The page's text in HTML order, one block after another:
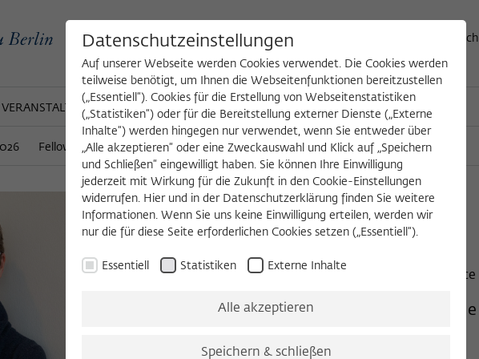
Deutsch
VERANSTALTUNGEN WIKOTHEK FELLOW WERDEN
Fellows 2026/2027 Permanent Fellows Alumni
2026/2027
Kate Brown, Ph.D.
Thomas Siebel Distinguished Professor in the History of Science
Massachusetts Institute of Technology, Cambridge
Born in 1965 in Naperville, Ill., USA
Datenschutzeinstellungen
Auf unserer Webseite werden Cookies verwendet. Die Cookies werden
teilweise benötigt, um Ihnen die Webseitenfunktionen bereitzustellen
(„Essentiell“). Cookies für die Erstellung von Webseitenstatistiken
(„Statistiken“) oder für die Bereitstellung externer Dienste („Externe
Inhalte“) werden hingegen nur verwendet, wenn Sie entweder über
„Alle akzeptieren“ oder eine Zweckauswahl und Klick auf „Speichern
und Schließen“ eingewilligt haben. Sie können Ihre Einwilligung
jederzeit mit Wirkung für die Zukunft in den Cookie-Einstellungen
widerrufen. Hier und in der Datenschutzerklärung finden Sie weitere
Informationen. Wenn Sie uns keine Einwilligung erteilen, werden wir
nur die für diese Seite erforderlichen Cookies setzen („Essentiell“).
Essentiell Statistiken Externe Inhalte
Alle akzeptieren
Speichern & schließen